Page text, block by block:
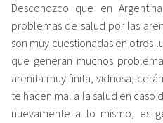
Desconozco que en
problemas de salud por las
son muy cuestionadas en otros
que generan muchos
arenita muy finita, vidriosa,
te hacen mal a la salud en caso
nuevamente a lo mismo, es